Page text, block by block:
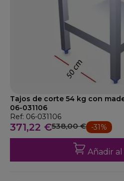
Tajos de corte 54 kg con
06-031106
Ref: 06-031106
371,22 €538,00 € -31%
Añadir